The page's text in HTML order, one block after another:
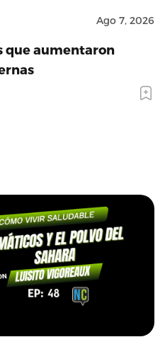
Ago 7, 2026
que aumentaron